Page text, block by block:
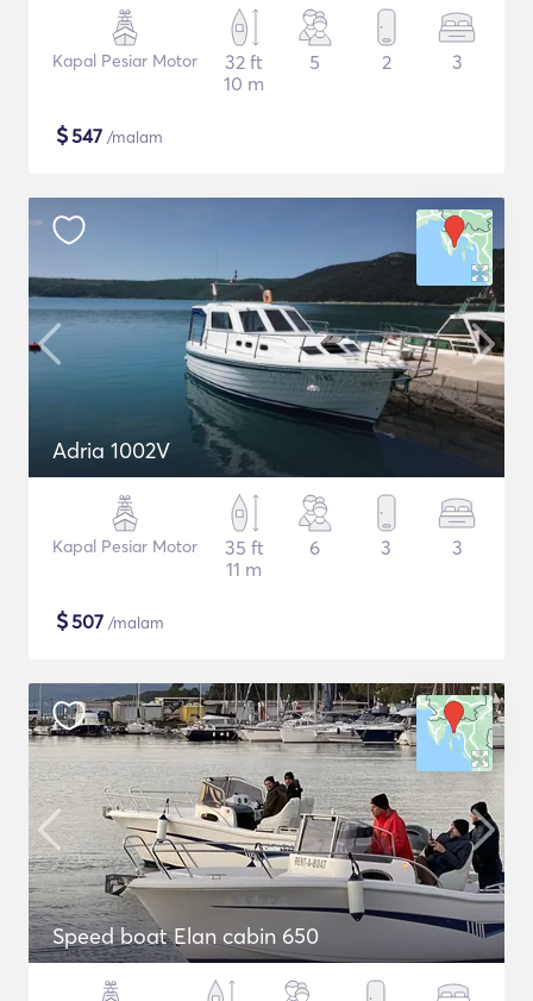
Kapal Pesiar Motor
32 ft
10 m
5 2 3
$547 /malam
Adria 1002V
Kapal Pesiar Motor
35 ft
11 m
6 3 3
$507 /malam
Speed boat Elan cabin 650